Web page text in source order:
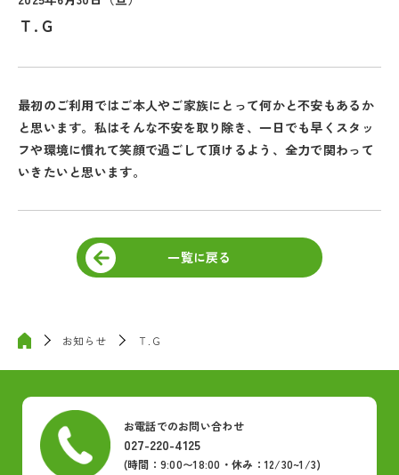
Ｔ.Ｇ
最初のご利用ではご本人やご家族にとって何かと不安もあるか
と思います。私はそんな不安を取り除き、一日でも早くスタッ
フや環境に慣れて笑顔で過ごして頂けるよう、全力で関わって
いきたいと思います。
一覧に戻る
お知らせ Ｔ.Ｇ
お電話でのお問い合わせ
027-220-4125
(時間：9:00〜18:00・休み：12/30~1/3)